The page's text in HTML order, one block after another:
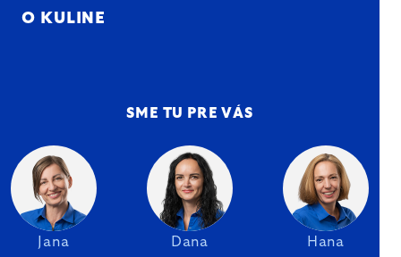
O KULINE
SME TU PRE VÁS
Jana Dana Hana